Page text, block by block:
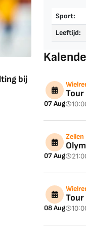
bij
Sport:
Leeftijd:
07 Aug
Tour
07 Aug
Zeilen
08 Aug
Tour